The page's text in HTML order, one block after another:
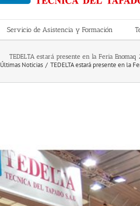
Servicio de Asistencia y Formación
TEDELTA estará presente en la Feria Enomaq
Últimas Noticias TEDELTA estará presente en la